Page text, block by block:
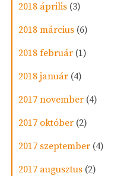
2018 április (3)
2018 március (6)
2018 február (1)
2018 január (4)
2017 november (4)
2017 október (2)
2017 szeptember (4)
2017 augusztus (2)